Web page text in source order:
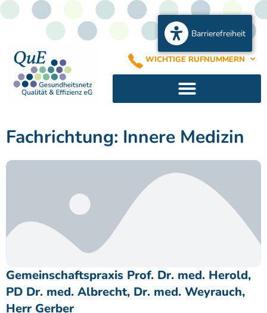
WICHTIGE RUFNUMMERN
Fachrichtung: Innere Medizin
Gemeinschaftspraxis Prof. Dr. med. Herold,
PD Dr. med. Albrecht, Dr. med. Weyrauch,
Herr Gerber
Barrierefreiheit